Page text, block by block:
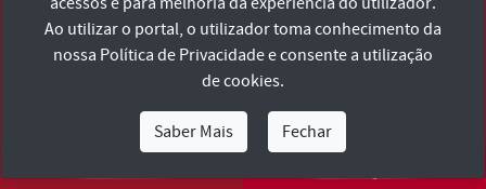
Ao utilizar o portal, o utilizador toma conhecimento da
nossa Política de Privacidadee consente a utilização
de cookies.
Saber Mais Fechar